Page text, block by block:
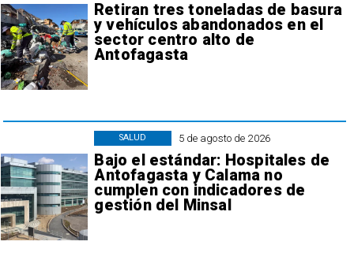
Retiran tres toneladas de basura
y vehículos abandonados en el
sector centro alto de
Antofagasta
5 de agosto de 2026
Bajo el estándar: Hospitales de
Antofagasta y Calama no
cumplen con indicadores de
gestión del Minsal
SALUD